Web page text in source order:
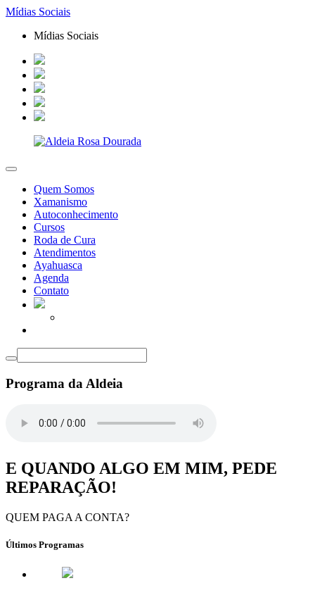
Mídias Sociais
Mídias Sociais
Quem Somos
Xamanismo
Autoconhecimento
Cursos
Roda de Cura
Atendimentos
Ayahuasca
Agenda
Contato
Programa da Aldeia
E QUANDO ALGO EM MIM, PEDE
REPARAÇÃO!
QUEM PAGA A CONTA?
Últimos Programas